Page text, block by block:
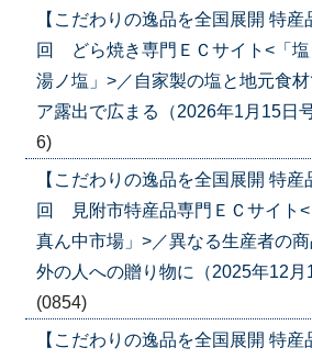
【こだわりの逸品を全国展開 特産
回 どら焼き専門ＥＣサイト<「
湯ノ塩」>／自家製の塩と地元食
ア露出で広まる（2026年1月15日
6)
【こだわりの逸品を全国展開 特産
回 見附市特産品専門ＥＣサイト
真ん中市場」>／異なる生産者の
外の人への贈り物に（2025年12
(0854)
【こだわりの逸品を全国展開 特産